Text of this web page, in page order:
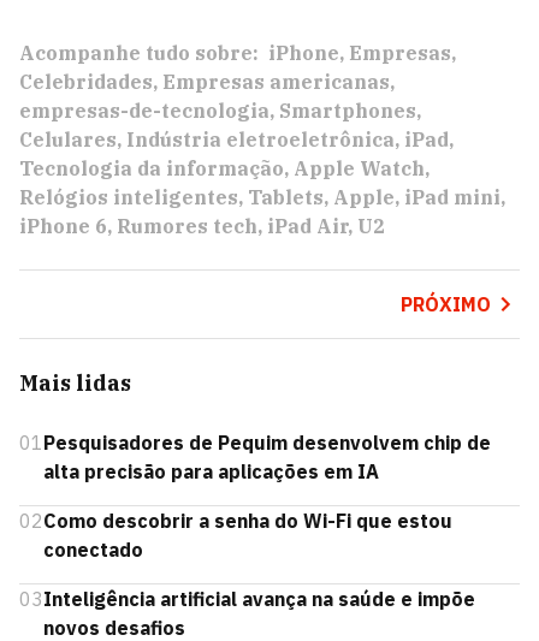
Acompanhe tudo sobre: iPhone Empresas
Celebridades Empresas americanas
empresas-de-tecnologia Smartphones
Celulares Indústria eletroeletrônica iPad
Tecnologia da informação Apple Watch
Relógios inteligentes Tablets Apple iPad mini
iPhone 6 Rumores tech iPad Air U2
PRÓXIMO
Mais lidas
01Pesquisadores de Pequim desenvolvem chip de
alta precisão para aplicações em IA
02Como descobrir a senha do Wi-Fi que estou
conectado
03Inteligência artificial avança na saúde e impõe
novos desafios